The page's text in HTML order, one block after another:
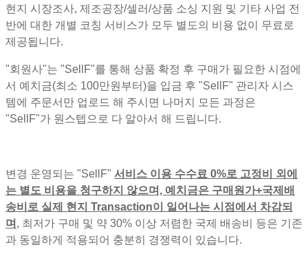
현지 시장조사, 제조공장/셀러/상품 소싱 지원 및 기타 사업 전
반에 대한 개별 코칭 서비스가 모두 별도의 비용 없이 무료로
제공됩니다.
"회원사"는 "SellF"를 통해 상품 확정 후 구매가 필요한 시점에
서 예치금(최소 100만원부터)을 입금 후 "SellF" 관리자 시스
템에 주문서만 업로드 해 주시면 나머지 모든 과정은
"SellF"가 원스텝으로 다 알아서 해 드립니다.
변경 운영되는 "SellF" 서비스 이용 수수료 0%로 고정비 외에
는 별도 비용을 청구하지 않으며, 예치금은 구매원가+국제배
송비로 실제 현지 Transaction이 일어나는 시점에서 차감되
며 , 최저가 구매 및 약 30% 이상 저렴한 국제 배송비 등은 기존
과 동일하게 적용되어 충분히 경쟁력이 있습니다.